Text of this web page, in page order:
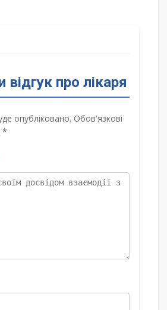
про лікаря
опубліковано. Обов'язкові
*